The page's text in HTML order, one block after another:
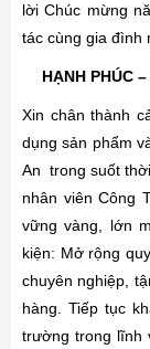
lời Chúc mừng
tác cùng gia đình
HẠNH PHÚC
Xin chân thành
dụng sản phẩm
An trong suốt
nhân viên Công
vững vàng, lớn
kiện: Mở rộng
chuyên nghiệp,
hàng. Tiếp tục
trường trong lĩnh